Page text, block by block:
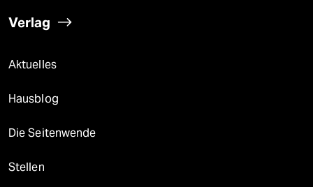
Verlag
Aktuelles
Hausblog
Die Seitenwende
Stellen